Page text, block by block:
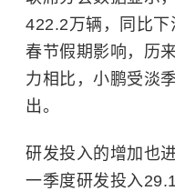
422.2万辆，同比
春节假期影响，历
力相比，小鹏受淡
出。
研发投入的增加也
一季度研发投入